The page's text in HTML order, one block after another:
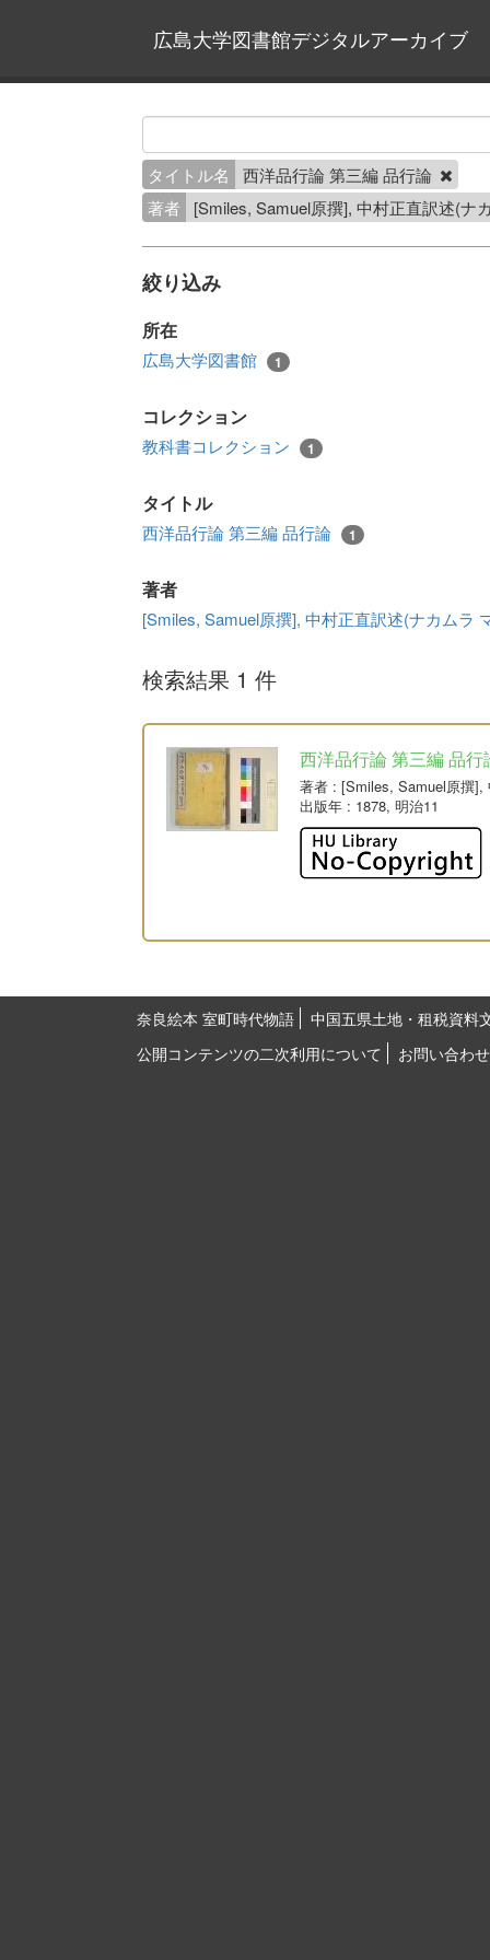
広島大学図書館デジタルアーカイブ
タイトル名
西洋品行論 第三編 品行論
著者
[Smiles, Samuel原撰], 中村正直訳述(ナ
絞り込み
所在
広島大学図書館 1
コレクション
教科書コレクション 1
タイトル
西洋品行論 第三編 品行論 1
著者
[Smiles, Samuel原撰], 中村正直訳述(ナカムラ
検索結果 1 件
西洋品行論 第三編 品行
著者 : [Smiles, Samuel原撰
出版年 : 1878, 明治11
奈良絵本 室町時代物語
中国五県土地・租税資料
公開コンテンツの二次利用について
お問い合わせ